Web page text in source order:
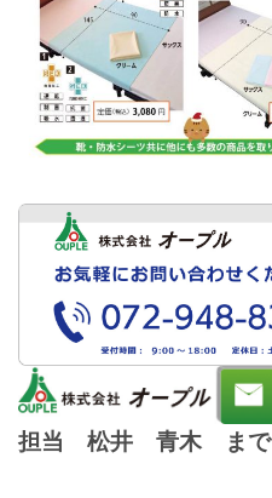
担当 松井 青木 まで